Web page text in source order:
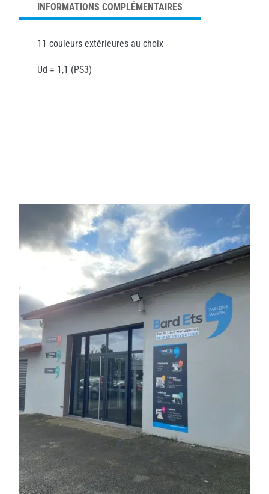
INFORMATIONS COMPLÉMENTAIRES
11 couleurs extérieures au choix
Ud = 1,1 (PS3)